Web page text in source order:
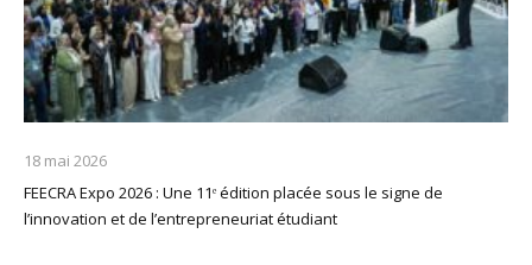
18 mai 2026
FEECRA Expo 2026 : Une 11ᵉ édition placée sous le signe de
l’innovation et de l’entrepreneuriat étudiant